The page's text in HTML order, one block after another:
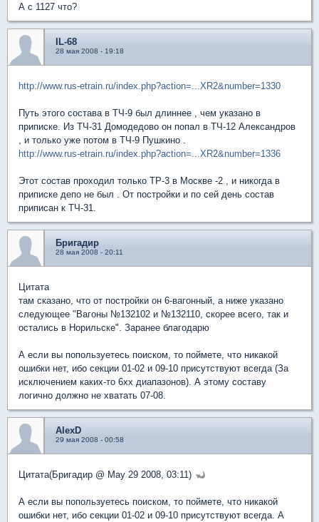
А с 1127 что?
IL-68
28 мая 2008 - 19:18
http://www.rus-etrain.ru/index.php?action=...XR2&number=1330
Путь этого состава в ТЧ-9 был длиннее , чем указано в
приписке. Из ТЧ-31 Домодедово он попал в ТЧ-12 Александров
, и только уже потом в ТЧ-9 Пушкино .
http://www.rus-etrain.ru/index.php?action=...XR2&number=1336
Этот состав проходил только ТР-3 в Москве -2 , и никогда в
приписке депо не был . От постройки и по сей день состав
приписан к ТЧ-31.
Бригадир
28 мая 2008 - 20:11
Цитата
там сказано, что от постройки он 6-вагонный, а ниже указано
следующее "Вагоны №132102 и №132110, скорее всего, так и
остались в Норильске". Заранее благодарю
А если вы попользуетесь поиском, то поймете, что никакой
ошибки нет, ибо секции 01-02 и 09-10 присутствуют всегда (За
исключением каких-то 6хх диапазонов). А этому составу
логично должно не хватать 07-08.
AlexD
29 мая 2008 - 00:58
Цитата(Бригадир @ May 29 2008, 03:11)
А если вы попользуетесь поиском, то поймете, что никакой
ошибки нет, ибо секции 01-02 и 09-10 присутствуют всегда. А